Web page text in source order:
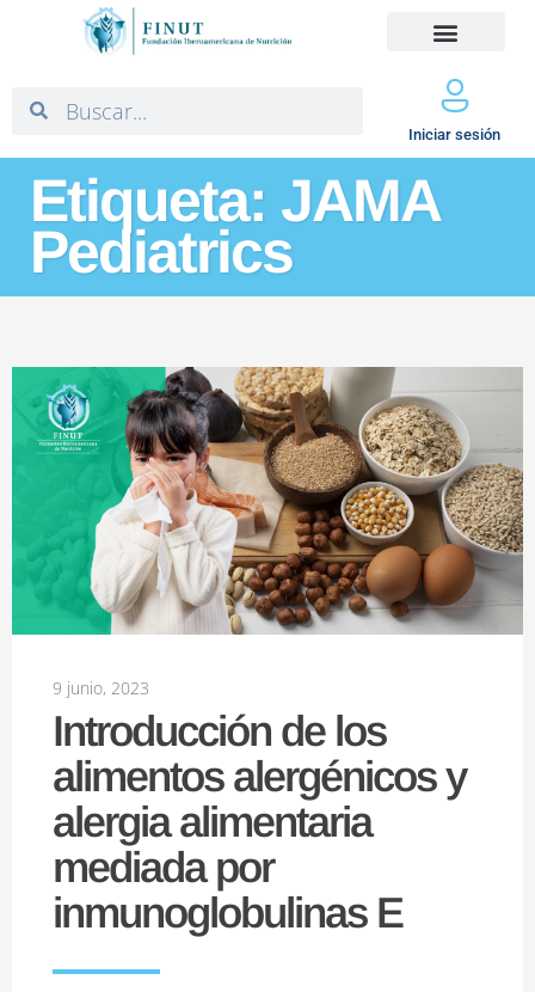
Iniciar sesión
Etiqueta: JAMA
Pediatrics
9 junio, 2023
Introducción de los
alimentos alergénicos y
alergia alimentaria
mediada por
inmunoglobulinas E